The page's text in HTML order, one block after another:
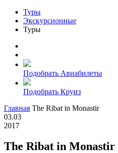
Туры
Экскурсионные
Туры
Подобрать Авиабилеты
Подобрать Круиз
Главная The Ribat in Monastir
03.03
2017
The Ribat in Monastir